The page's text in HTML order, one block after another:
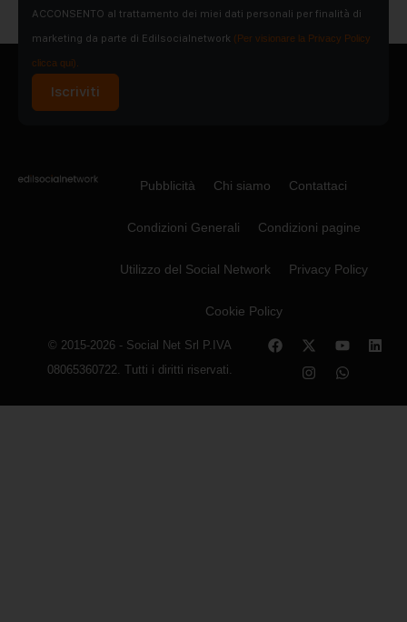
ACCONSENTO al trattamento dei miei dati personali per finalità di
marketing da parte di Edilsocialnetwork (Per visionare la Privacy Policy
clicca qui).
Iscriviti
Pubblicità Chi siamo Contattaci
Condizioni Generali Condizioni pagine
Utilizzo del Social Network Privacy Policy
Cookie Policy
© 2015-2026 - Social Net Srl P.IVA
08065360722. Tutti i diritti riservati.